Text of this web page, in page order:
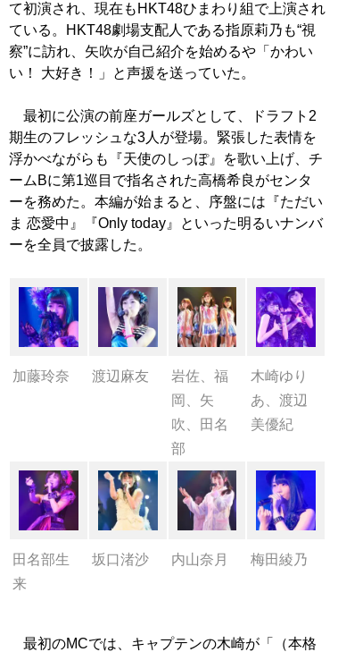
て初演され、現在もHKT48ひまわり組で上演され
ている。HKT48劇場支配人である指原莉乃も“視
察”に訪れ、矢吹が自己紹介を始めるや「かわい
い！ 大好き！」と声援を送っていた。
最初に公演の前座ガールズとして、ドラフト2
期生のフレッシュな3人が登場。緊張した表情を
浮かべながらも『天使のしっぽ』を歌い上げ、チ
ームBに第1巡目で指名された高橋希良がセンタ
ーを務めた。本編が始まると、序盤には『ただい
ま 恋愛中』『Only today』といった明るいナンバ
ーを全員で披露した。
加藤玲奈 渡辺麻友
岩佐、福
岡、矢
吹、田名
部
木崎ゆり
あ、渡辺
美優紀
田名部生
来
坂口渚沙 内山奈月 梅田綾乃
最初のMCでは、キャプテンの木崎が「（本格